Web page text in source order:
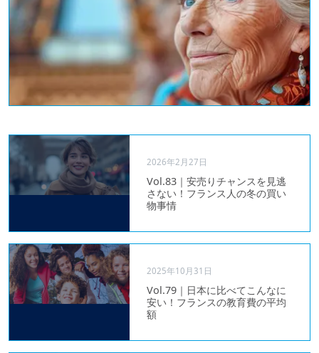
2026年2月27日
Vol.83｜安売りチャンスを見逃
さない！フランス人の冬の買い
物事情
2025年10月31日
Vol.79｜日本に比べてこんなに
安い！フランスの教育費の平均
額